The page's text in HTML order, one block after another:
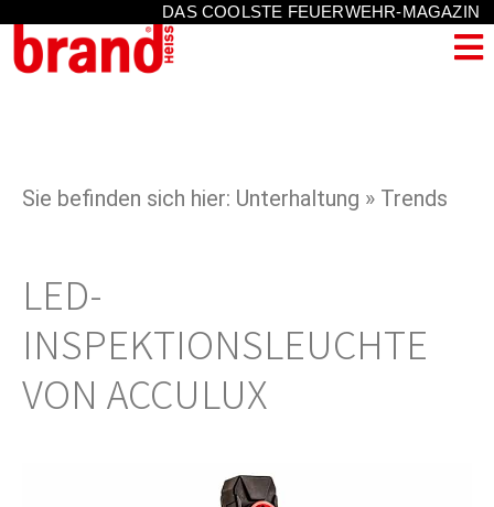
DAS COOLSTE FEUERWEHR-MAGAZIN
Sie befinden sich hier: Unterhaltung » Trends
LED-
INSPEKTIONSLEUCHTE
VON ACCULUX